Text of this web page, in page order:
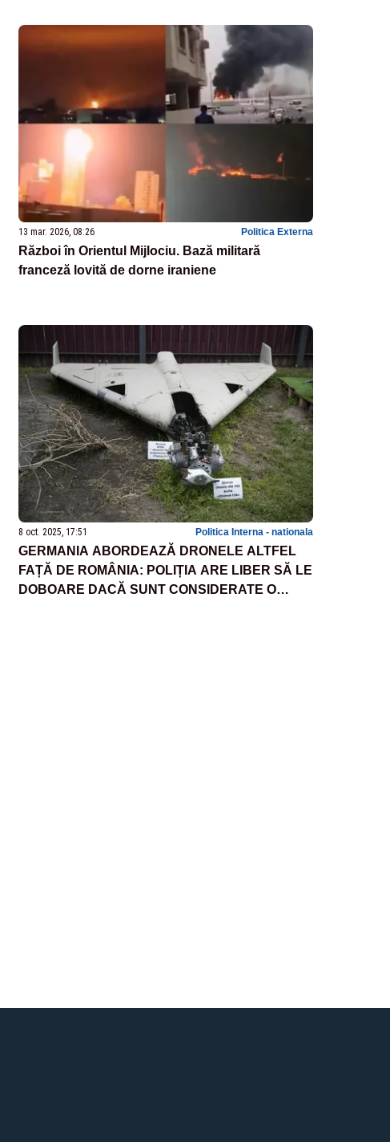
13 mar. 2026, 08:26 Politica Externa
Război în Orientul Mijlociu. Bază militară
franceză lovită de dorne iraniene
8 oct. 2025, 17:51 Politica Interna - nationala
GERMANIA ABORDEAZĂ DRONELE ALTFEL
FAȚĂ DE ROMÂNIA: POLIȚIA ARE LIBER SĂ LE
DOBOARE DACĂ SUNT CONSIDERATE O